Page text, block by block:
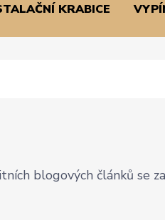
KRABICE
blogových článků se